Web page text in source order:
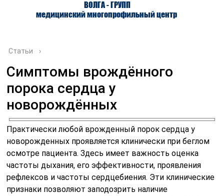
ВОЛГА - ГРУПП
медицинский многопрофильный центр
О ЦЕНТРЕ ВРАЧИ
Статьи ›
Симптомы врождённого
порока сердца у
новорождённых
Практически любой врожденный порок сердца у
новорожденных проявляется клинически при беглом
осмотре пациента. Здесь имеет важность оценка
частоты дыхания, его эффективности, проявления
рефлексов и частоты сердцебиения. Эти клинические
признаки позволяют заподозрить наличие